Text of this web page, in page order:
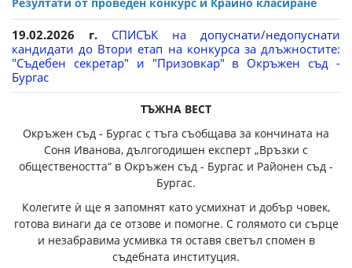
19.02.2026 г.
СПИСЪК на допуснати/недопуснати
кандидати до Втори етап на конкурса за длъжностите:
"Съдебен секретар" и "Призовкар" в Окръжен съд -
Бургас
ТЪЖНА ВЕСТ
Окръжен съд - Бургас с тъга съобщава за кончината на
Соня Иванова, дългогодишен експерт „Връзки с
обществеността“ в Окръжен съд - Бургас и Районен съд -
Бургас.
Колегите ѝ ще я запомнят като усмихнат и добър човек,
готова винаги да се отзове и помогне. С голямото си сърце
и незабравима усмивка тя оставя светъл спомен в
съдебната институция.